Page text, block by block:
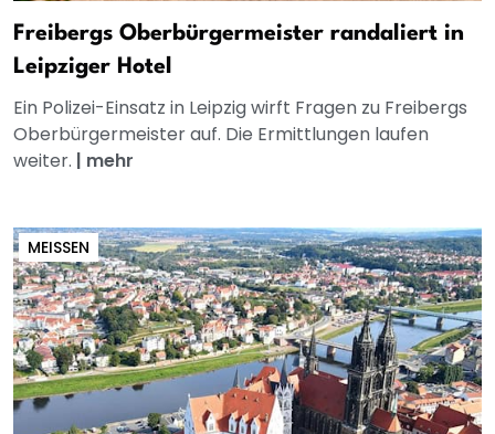
Freibergs Oberbürgermeister randaliert in
Leipziger Hotel
Ein Polizei-Einsatz in Leipzig wirft Fragen zu Freibergs
Oberbürgermeister auf. Die Ermittlungen laufen
weiter. | mehr
MEISSEN